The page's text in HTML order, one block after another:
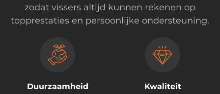
zodat vissers altijd kunnen rekenen op
topprestaties en persoonlijke ondersteuning.
Duurzaamheid
Kwaliteit